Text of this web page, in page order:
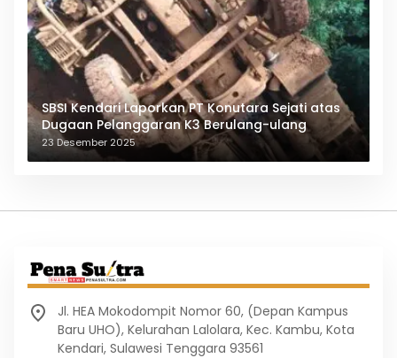
SBSI Kendari Laporkan PT Konutara Sejati atas
Dugaan Pelanggaran K3 Berulang-ulang
23 Desember 2025
Jl. HEA Mokodompit Nomor 60, (Depan Kampus
Baru UHO), Kelurahan Lalolara, Kec. Kambu, Kota
Kendari, Sulawesi Tenggara 93561